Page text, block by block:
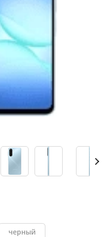
черный